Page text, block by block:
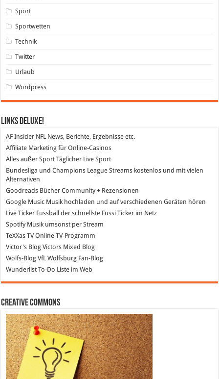
Sport
Sportwetten
Technik
Twitter
Urlaub
Wordpress
Links DeLuXe!
AF Insider NFL News, Berichte, Ergebnisse etc.
Affiliate Marketing für Online-Casinos
Alles außer SportTäglicher Live Sport
Bundesliga und Champions League Streams kostenlos und mit vielen
Alternativen
Goodreads Bücher Community + Rezensionen
Google Music Musik hochladen und auf verschiedenen Geräten hören
Live Ticker Fussball
der schnellste Fussi Ticker im Netz
SpotifyMusik umsonst per Stream
TeXXas TVOnline TV-Programm
Victor's Blog Victors Mixed Blog
Wolfs-Blog VfL Wolfsburg Fan-Blog
WunderlistTo-Do Liste im Web
Creative Commons